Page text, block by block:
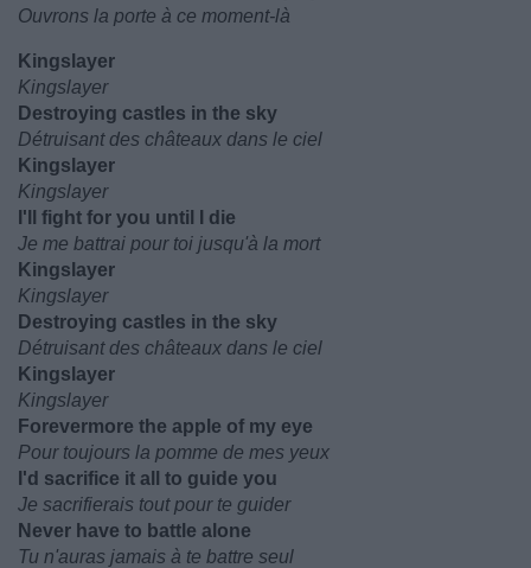
Ouvrons la porte à ce moment-là
Kingslayer
Kingslayer
Destroying castles in the sky
Détruisant des châteaux dans le ciel
Kingslayer
Kingslayer
I'll fight for you until I die
Je me battrai pour toi jusqu'à la mort
Kingslayer
Kingslayer
Destroying castles in the sky
Détruisant des châteaux dans le ciel
Kingslayer
Kingslayer
Forevermore the apple of my eye
Pour toujours la pomme de mes yeux
I'd sacrifice it all to guide you
Je sacrifierais tout pour te guider
Never have to battle alone
Tu n'auras jamais à te battre seul